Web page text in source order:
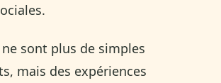
ne sont plus de simples
mais des expériences